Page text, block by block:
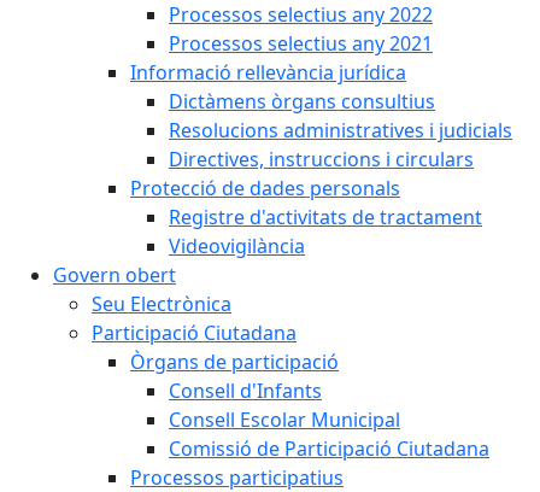
Processos selectius any 2022
Processos selectius any 2021
Informació rellevància jurídica
Dictàmens òrgans consultius
Resolucions administratives i judicials
Directives, instruccions i circulars
Protecció de dades personals
Registre d'activitats de tractament
Videovigilància
Govern obert
Seu Electrònica
Participació Ciutadana
Òrgans de participació
Consell d'Infants
Consell Escolar Municipal
Comissió de Participació Ciutadana
Processos participatius